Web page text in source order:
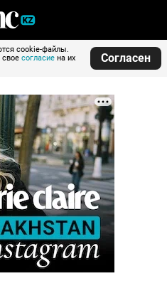
cookie-файлы.
свое согласие на их
Согласен